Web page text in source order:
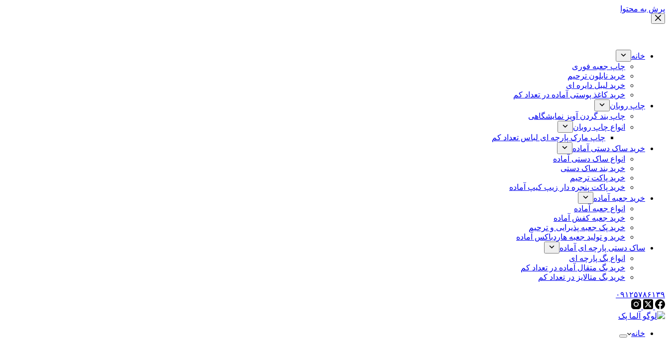
پرش به محتوا
خانه
چاپ جعبه فوری
خرید نایلون ترحیم
خرید لیبل دایره ای
خرید کاغذ پوستی آماده در تعداد کم
چاپ روبان
چاپ بند گردن آویز نمایشگاهی
انواع چاپ روبان
چاپ مارک پارچه ای لباس تعداد کم
خرید ساک دستی آماده
انواع ساک دستی آماده
خرید بند ساک دستی
خرید پاکت ترحیم
خرید پاکت پنجره دار زیپ کیپ آماده
خرید جعبه آماده
انواع جعبه آماده
خرید جعبه کفش آماده
خرید پک جعبه پذیرایی و ترحیم
خرید و تولید جعبه هاردباکس آماده
ساک دستی پارچه ای آماده
انواع بگ پارچه ای
خرید بگ متقال آماده در تعداد کم
خرید بگ متالایز در تعداد کم
۰۹۱۲۵۷۸۶۱۳۹
خانه